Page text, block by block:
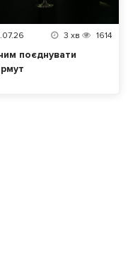
3 хв 1614
поєднувати